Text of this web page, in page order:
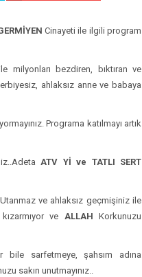
Cinayeti ile ilgili program
milyonları bezdiren, bıktıran ve
ahlaksız anne ve babaya
Programa katılmayı artık
ATV Yİ ve TATLI SERT
ve ahlaksız geçmişiniz ile
ve ALLAH Korkunuzu
sarfetmeye, şahsım adına
sakın unutmayınız..